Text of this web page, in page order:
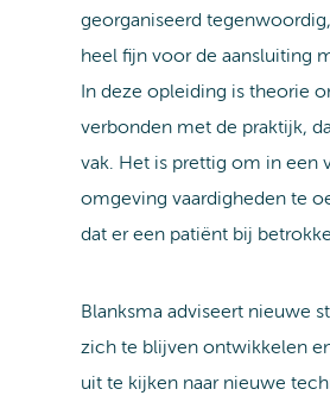
georganiseerd
heel fijn voor de aansluiting
In deze opleiding is theorie
verbonden met de praktijk,
vak. Het is prettig om in een
omgeving vaardigheden te
dat er een patiënt bij
Blanksma adviseert nieuwe
zich te blijven ontwikkelen
uit te kijken naar nieuwe